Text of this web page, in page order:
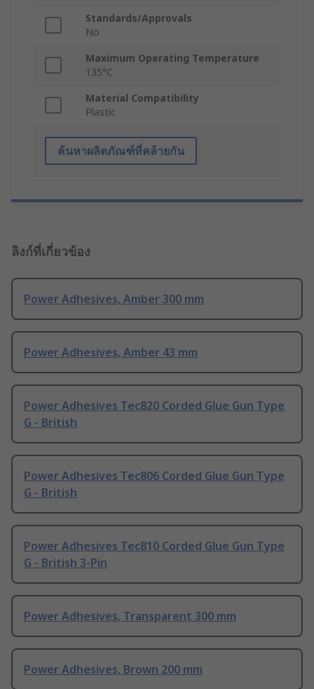
Standards/Approvals
No
Maximum Operating Temperature
135°C
Material Compatibility
Plastic
ค้นหาผลิตภัณฑ์ที่คล้ายกัน
ลิงก์ที่เกี่ยวข้อง
Power Adhesives, Amber 300 mm
Power Adhesives, Amber 43 mm
Power Adhesives Tec820 Corded Glue Gun Type
G - British
Power Adhesives Tec806 Corded Glue Gun Type
G - British
Power Adhesives Tec810 Corded Glue Gun Type
G - British 3-Pin
Power Adhesives, Transparent 300 mm
Power Adhesives, Brown 200 mm